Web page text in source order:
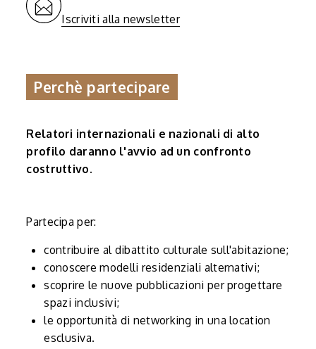
Iscriviti alla newsletter
Perchè partecipare
Relatori internazionali e nazionali di alto
profilo daranno l'avvio ad un confronto
costruttivo.
Partecipa per:
contribuire al dibattito culturale sull'abitazione;
conoscere modelli residenziali alternativi;
scoprire le nuove pubblicazioni per progettare
spazi inclusivi;
le opportunità di networking in una location
esclusiva.